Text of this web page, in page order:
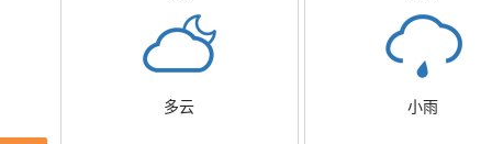
多云 小雨